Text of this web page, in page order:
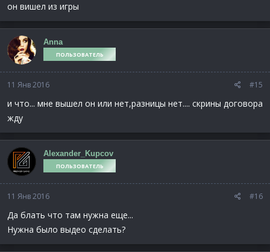
он вишел из игры
Anna
ПОЛЬЗОВАТЕЛЬ
11 Янв 2016 #15
и что... мне вышел он или нет,разницы нет.... скрины договора
жду
Alexander_Kupcov
ПОЛЬЗОВАТЕЛЬ
11 Янв 2016 #16
Да блать что там нужна еще...
Нужна было выдео сделать?